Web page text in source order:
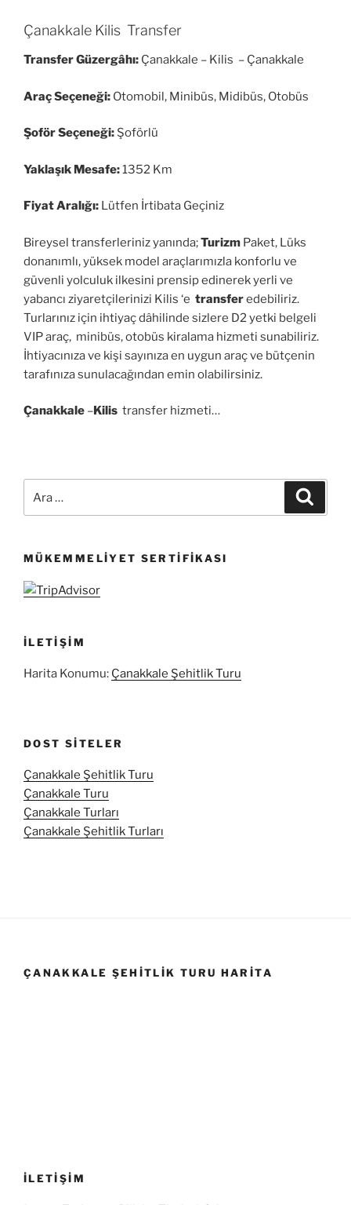
Çanakkale Kilis Transfer
Transfer Güzergâhı: Çanakkale – Kilis – Çanakkale
Araç Seçeneği: Otomobil, Minibüs, Midibüs, Otobüs
Şoför Seçeneği: Şoförlü
Yaklaşık Mesafe:1352 Km
Fiyat Aralığı: Lütfen İrtibata Geçiniz
Bireysel transferleriniz yanında;Turizm Paket, Lüks
donanımlı, yüksek model araçlarımızla konforlu ve
güvenli yolculuk ilkesini prensip edinerek yerli ve
yabancı ziyaretçilerinizi Kilis ‘e transferedebiliriz.
Turlarınız için ihtiyaç dâhilinde sizlere D2 yetki belgeli
VIP araç, minibüs, otobüs kiralama hizmeti sunabiliriz.
İhtiyacınıza ve kişi sayınıza en uygun araç ve bütçenin
tarafınıza sunulacağından emin olabilirsiniz.
Çanakkale – Kilis transfer hizmeti…
MÜKEMMELIYET SERTIFIKASI
İLETIŞIM
Harita Konumu: Çanakkale Şehitlik Turu
DOST SITELER
Çanakkale Şehitlik Turu
Çanakkale Turu
Çanakkale Turları
Çanakkale Şehitlik Turları
ÇANAKKALE ŞEHITLIK TURU HARITA
İLETİŞİM